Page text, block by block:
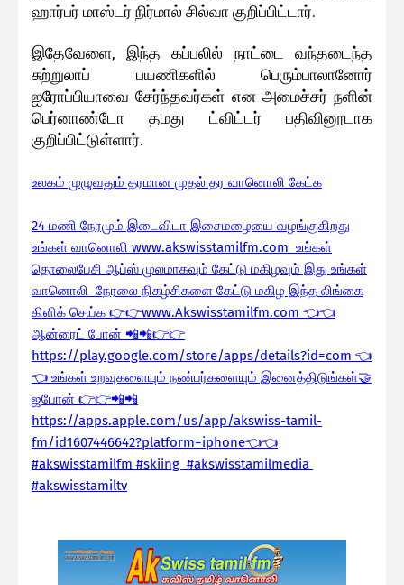
ஹார்பர் மாஸ்டர் நிர்மால் சில்வா குறிப்பிட்டார்.
இதேவேளை, இந்த கப்பலில் நாட்டை வந்தடைந்த
சுற்றுலாப் பயணிகளில் பெரும்பாலானோர்
ஐரோப்பியாவை சேர்ந்தவர்கள் என அமைச்சர் நளின்
பெர்னாண்டோ தமது ட்விட்டர் பதிவினூடாக
குறிப்பிட்டுள்ளார்.
உலகம் முழுவதும் தரமான முதல் தர வானொலி கேட்க
24 மணி நேரமும் இடைவிடா இசைமழையை வழங்குகிறது
உங்கள் வானொலி www.akswisstamilfm.com உங்கள்
தொலைபேசி ஆப்ஸ் முலமாகவும் கேட்டு மகிழவும் இது உங்கள்
வானொலி நேரலை நிகழ்சிகளை கேட்டு மகிழ இந்த லிங்கை
கிளிக் செய்க 👉👉www.Akswisstamilfm.com 👈👈
ஆன்ரைட் போன் 📲📲👉👉
https://play.google.com/store/apps/details?id=com 👈
👈 உங்கள் உறவுகளையும் நண்பர்களையும் இனைத்திடுங்கள்🤝
ஜபோன் 👉👉📲📲
https://apps.apple.com/us/app/akswiss-tamil-
fm/id1607446642?platform=iphone👈👈
#akswisstamilfm #skiing #akswisstamilmedia
#akswisstamiltv